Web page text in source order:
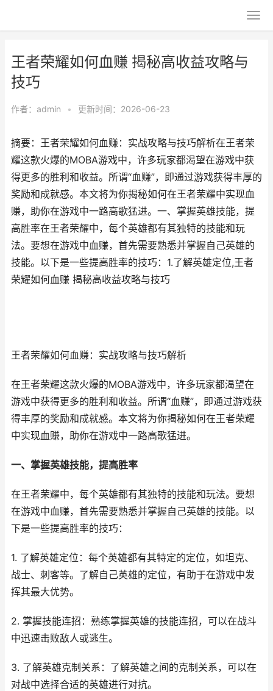
王者荣耀如何血赚 揭秘高收益攻略与
技巧
作者： admin • 更新时间：2026-06-23
摘要：王者荣耀如何血赚：实战攻略与技巧解析在王者荣
耀这款火爆的MOBA游戏中，许多玩家都渴望在游戏中获
得更多的胜利和收益。所谓“血赚”，即通过游戏获得丰厚的
奖励和成就感。本文将为你揭秘如何在王者荣耀中实现血
赚，助你在游戏中一路高歌猛进。一、掌握英雄技能，提
高胜率在王者荣耀中，每个英雄都有其独特的技能和玩
法。要想在游戏中血赚，首先需要熟悉并掌握自己英雄的
技能。以下是一些提高胜率的技巧：1.了解英雄定位,王者
荣耀如何血赚 揭秘高收益攻略与技巧
王者荣耀如何血赚：实战攻略与技巧解析
在王者荣耀这款火爆的MOBA游戏中，许多玩家都渴望在
游戏中获得更多的胜利和收益。所谓“血赚”，即通过游戏获
得丰厚的奖励和成就感。本文将为你揭秘如何在王者荣耀
中实现血赚，助你在游戏中一路高歌猛进。
一、掌握英雄技能，提高胜率
在王者荣耀中，每个英雄都有其独特的技能和玩法。要想
在游戏中血赚，首先需要熟悉并掌握自己英雄的技能。以
下是一些提高胜率的技巧：
1. 了解英雄定位：每个英雄都有其特定的定位，如坦克、
战士、刺客等。了解自己英雄的定位，有助于在游戏中发
挥其最大优势。
2. 掌握技能连招：熟练掌握英雄的技能连招，可以在战斗
中迅速击败敌人或逃生。
3. 了解英雄克制关系：了解英雄之间的克制关系，可以在
对战中选择合适的英雄进行对抗。